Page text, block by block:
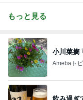
もっと見る
小川菜摘
Amebaト
飲み過ぎ